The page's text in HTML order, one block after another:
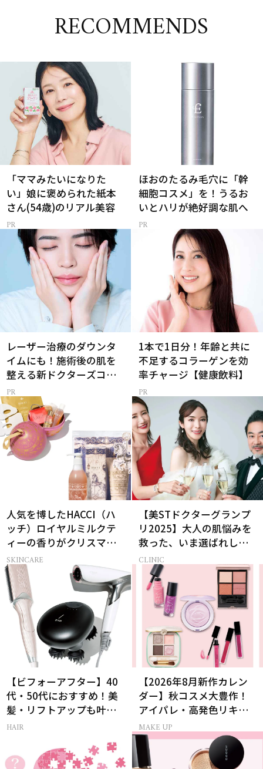
RECOMMENDS
「ママみたいになりた
い」娘に褒められた紙本
さん(54歳)のリアル美容
ほおのたるみ毛穴に「幹
細胞コスメ」を！うるお
いとハリが絶好調な肌へ
レーザー治療のダウンタ
イムにも！施術後の肌を
整える新ドクターズコス
メ
1本で1日分！年齢と共に
不足するコラーゲンを効
率チャージ【健康飲料】
人気を博したHACCI（ハ
ッチ）ロイヤルミルクテ
ィーの香りがクリスマス
に向けて限定セットで復
刻！
SKINCARE
【美STドクターグランプ
リ2025】大人の肌悩みを
救った、いま選ばれし名
医3名を発表！
CLINIC
【ビフォーアフター】40
代・50代におすすめ！美
髪・リフトアップも叶う
最新ヘアケア家電3選
HAIR
【2026年8月新作カレン
ダー】秋コスメ大豊作！
アイパレ・高発色リキッ
ドリップ・チーク
MAKE UP